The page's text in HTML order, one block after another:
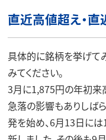
直近高値超え・
具体的に銘柄を挙げて
みてください。
3月に1,875円の年初来
急落の影響もありしば
発を始め、6月13日に